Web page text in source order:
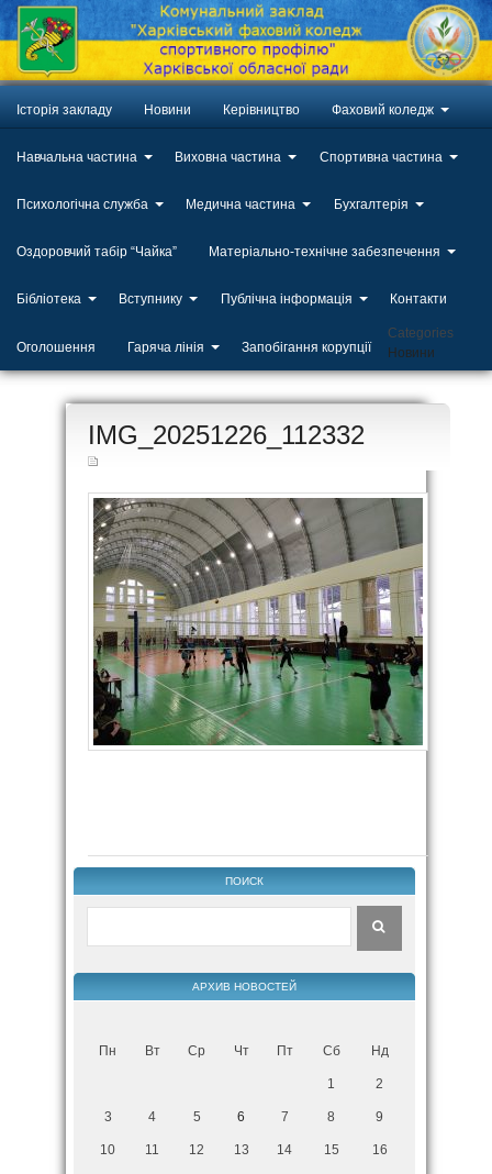
Історія закладу Новини Керівництво Фаховий коледж
Навчальна частина Виховна частина Спортивна частина
Психологічна служба Медична частина Бухгалтерія
Оздоровчий табір “Чайка” Матеріально-технічне забезпечення
Бібліотека Вступнику Публічна інформація Контакти
Оголошення Гаряча лінія Запобігання корупції
Categories
Новини
20
IMG_20251226_112332
ПОИСК
АРХИВ НОВОСТЕЙ
Пн Вт Ср Чт Пт Сб Нд
1 2
3 4 5 6 7 8 9
10 11 12 13 14 15 16